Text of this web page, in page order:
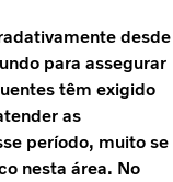
desde
para assegurar
têm exigido
as
período, muito se
nesta área. No